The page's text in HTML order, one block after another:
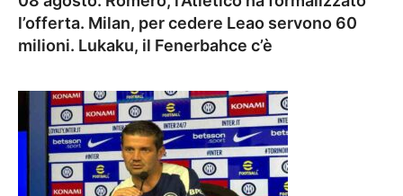
l’offerta. Milan, per cedere Leao servono 60
milioni. Lukaku, il Fenerbahce c’è